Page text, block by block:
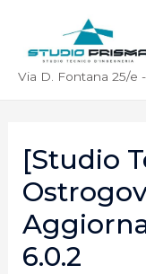
Via D. Fontana 25/e
[Studio
6.0.2